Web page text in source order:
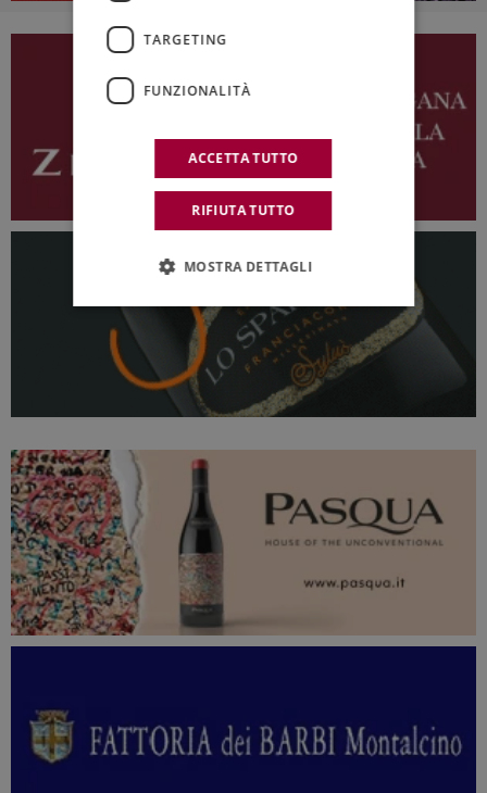
TARGETING
FUNZIONALITÀ
ACCETTA TUTTO
RIFIUTA TUTTO
MOSTRA DETTAGLI